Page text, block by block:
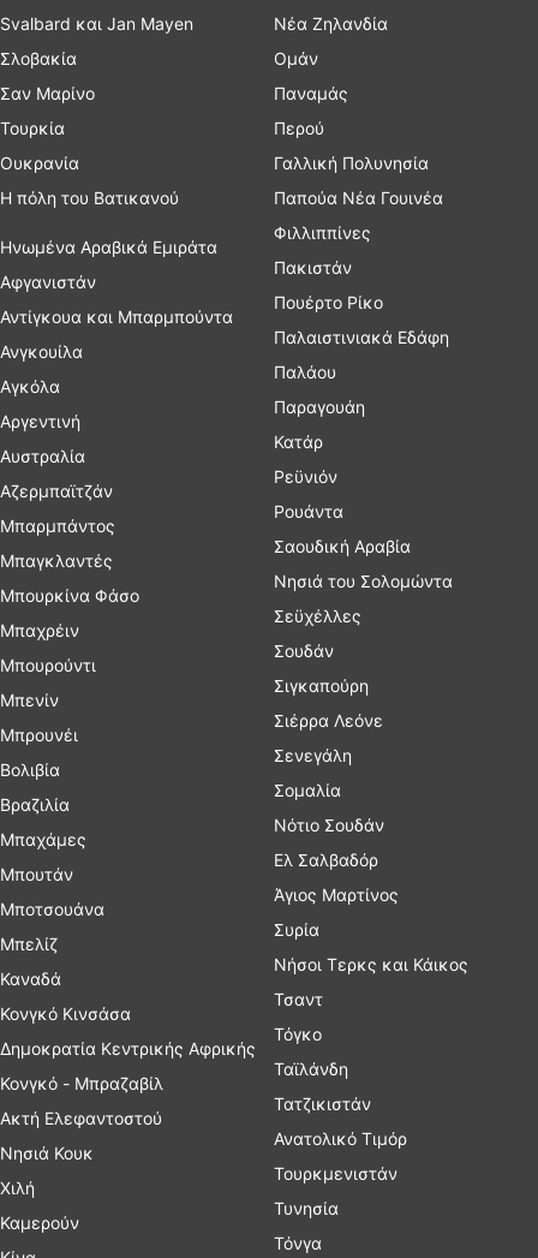
Svalbard και Jan Mayen
Σλοβακία
Σαν Μαρίνο
Τουρκία
Ουκρανία
Η πόλη του Βατικανού
Ηνωμένα Αραβικά Εμιράτα
Αφγανιστάν
Αντίγκουα και Μπαρμπούντα
Ανγκουίλα
Αγκόλα
Αργεντινή
Αυστραλία
Αζερμπαϊτζάν
Μπαρμπάντος
Μπαγκλαντές
Μπουρκίνα Φάσο
Μπαχρέιν
Μπουρούντι
Μπενίν
Μπρουνέι
Βολιβία
Βραζιλία
Μπαχάμες
Μπουτάν
Μποτσουάνα
Μπελίζ
Καναδά
Κονγκό Κινσάσα
Δημοκρατία Κεντρικής Αφρικής
Κονγκό - Μπραζαβίλ
Ακτή Ελεφαντοστού
Νησιά Κουκ
Χιλή
Καμερούν
Νέα Ζηλανδία
Ομάν
Παναμάς
Περού
Γαλλική Πολυνησία
Παπούα Νέα Γουινέα
Φιλλιππίνες
Πακιστάν
Πουέρτο Ρίκο
Παλαιστινιακά Εδάφη
Παλάου
Παραγουάη
Κατάρ
Ρεϋνιόν
Ρουάντα
Σαουδική Αραβία
Νησιά του Σολομώντα
Σεϋχέλλες
Σουδάν
Σιγκαπούρη
Σιέρρα Λεόνε
Σενεγάλη
Σομαλία
Νότιο Σουδάν
Ελ Σαλβαδόρ
Άγιος Μαρτίνος
Συρία
Νήσοι Τερκς και Κάικος
Τσαντ
Τόγκο
Ταϊλάνδη
Τατζικιστάν
Ανατολικό Τιμόρ
Τουρκμενιστάν
Τυνησία
Τόνγα